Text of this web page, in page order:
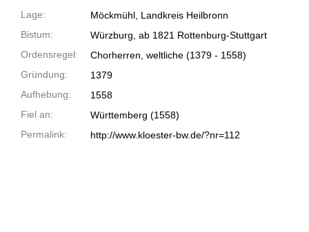
Lage:
Möckmühl, Landkreis Heilbronn
Bistum:
Würzburg, ab 1821 Rottenburg-Stuttgart
Ordensregel:
Chorherren, weltliche (1379 - 1558)
Gründung:
1379
Aufhebung:
1558
Fiel an:
Württemberg (1558)
Permalink:
http://www.kloester-bw.de/?nr=112